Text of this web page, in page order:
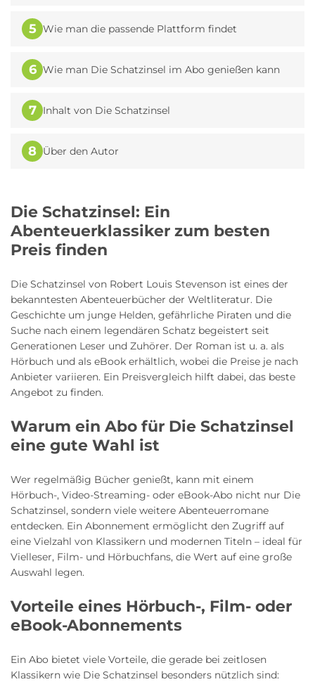
Die Schatzinsel: Ein
Abenteuerklassiker zum besten
Preis finden
Die Schatzinsel von Robert Louis Stevenson ist eines der
bekanntesten Abenteuerbücher der Weltliteratur. Die
Geschichte um junge Helden, gefährliche Piraten und die
Suche nach einem legendären Schatz begeistert seit
Generationen Leser und Zuhörer. Der Roman ist u. a. als
Hörbuch und als eBook erhältlich, wobei die Preise je nach
Anbieter variieren. Ein Preisvergleich hilft dabei, das beste
Angebot zu finden.
Warum ein Abo für Die Schatzinsel
eine gute Wahl ist
Wer regelmäßig Bücher genießt, kann mit einem
Hörbuch-, Video-Streaming- oder eBook-Abo nicht nur Die
Schatzinsel, sondern viele weitere Abenteuerromane
entdecken. Ein Abonnement ermöglicht den Zugriff auf
eine Vielzahl von Klassikern und modernen Titeln – ideal für
Vielleser, Film- und Hörbuchfans, die Wert auf eine große
Auswahl legen.
Vorteile eines Hörbuch-, Film- oder
eBook-Abonnements
Ein Abo bietet viele Vorteile, die gerade bei zeitlosen
Klassikern wie Die Schatzinsel besonders nützlich sind:
5 Wie man die passende Plattform findet
6 Wie man Die Schatzinsel im Abo genießen kann
7 Inhalt von Die Schatzinsel
8 Über den Autor